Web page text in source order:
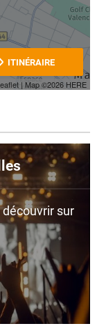
| Map ©2026 HERE
ITINÉRAIRE
sur